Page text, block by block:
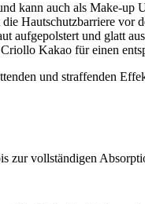
kann auch als Make-
Hautschutzbarriere vor
aufgepolstert und glatt
Kakao für einen
und straffenden
zur vollständigen